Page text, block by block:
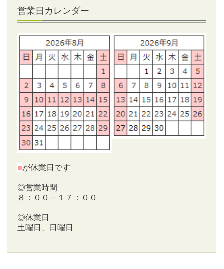
営業日カレンダー
■が休業日です
◎営業時間
８：００－１７：００
◎休業日
土曜日、日曜日